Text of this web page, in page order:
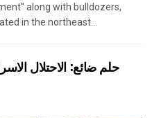
along with bulldozers,
in the northeast...
حلم ضائع: الاحتلال